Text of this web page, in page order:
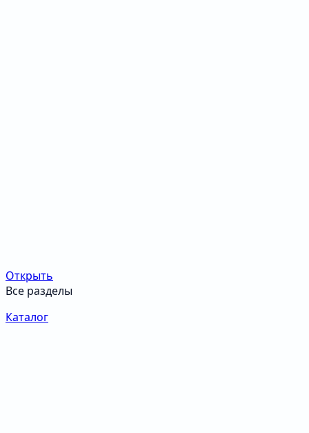
Открыть
Все разделы
Каталог